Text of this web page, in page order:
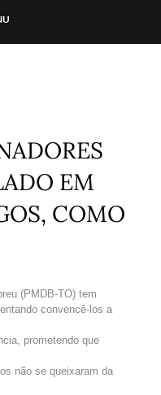
EM
COMO
(PMDB-TO) tem
convencê-los a
prometendo que
não se queixaram da